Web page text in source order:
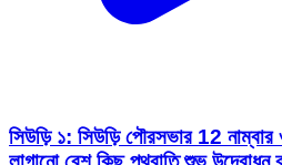
সিউড়ি ১: সিউড়ি পৌরসভার 12 নাম্বার